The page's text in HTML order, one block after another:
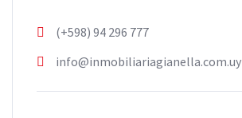
(+598) 94 296 777
info@inmobiliariagianella.com.uy